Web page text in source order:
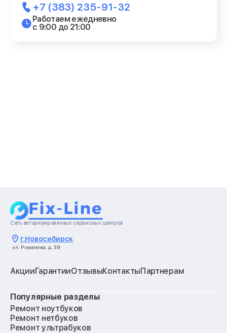
+7 (383) 235-91-32
Работаем ежедневно
с 9:00 до 21:00
Сеть авторизированных сервисных центров
г.Новосибирск
ул. Романова, д. 39
АкцииГарантииОтзывыКонтактыПартнерам
Популярные разделы
Ремонт ноутбуков
Ремонт нетбуков
Ремонт ультрабуков